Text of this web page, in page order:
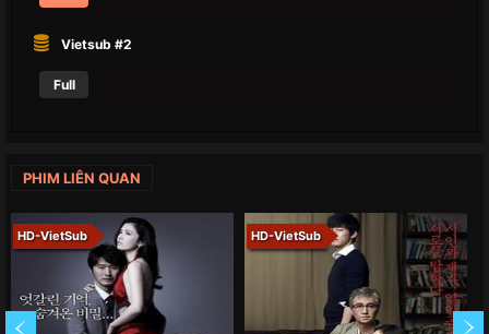
Vietsub #2
Full
PHIM LIÊN QUAN
HD-VietSub HD-VietSub